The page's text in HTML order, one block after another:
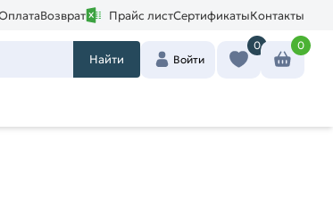
Возврат Прайс листСертификатыКонтакты
Найти Войти
0 0